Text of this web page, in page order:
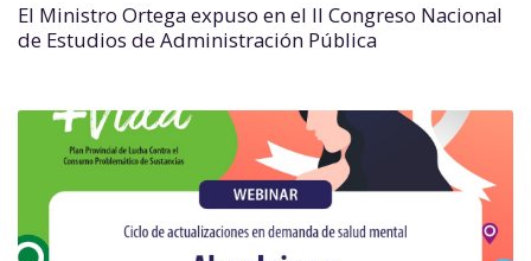
El Ministro Ortega expuso en el II Congreso Nacional
de Estudios de Administración Pública